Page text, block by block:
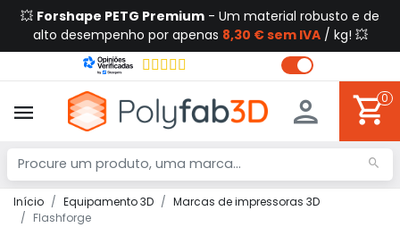
💥 Forshape PETG Premium - Um material robusto e de
alto desempenho por apenas 8,30 € sem IVA/ kg! 💥
0
Início Equipamento 3D
Marcas de impressoras 3D
Flashforge